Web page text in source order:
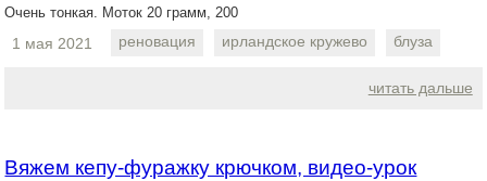
Очень тонкая. Моток 20 грамм, 200
1 мая 2021 реновация ирландское кружево блуза
читать дальше
Вяжем кепу-фуражку крючком, видео-урок